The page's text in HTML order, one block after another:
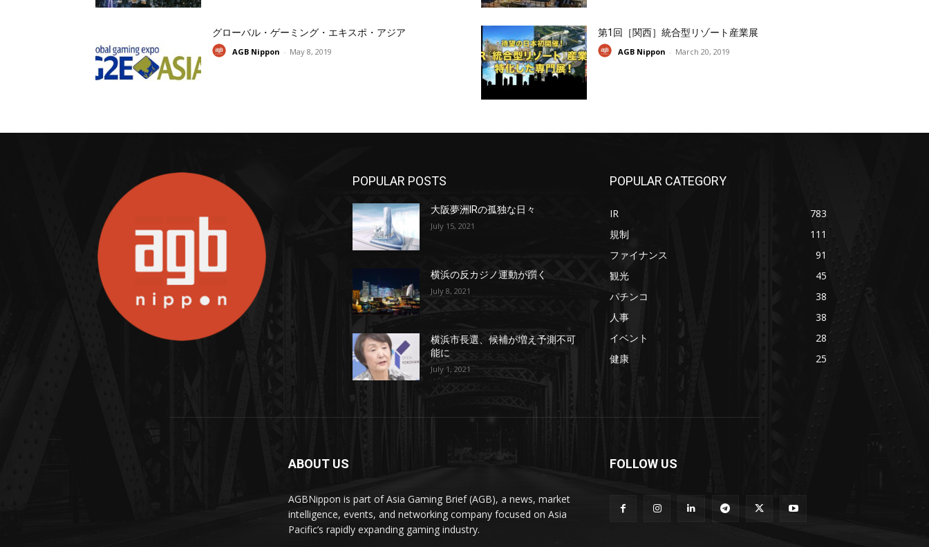
グローバル・ゲーミング・エキスポ・アジア
AGB Nippon - May 8, 2019
第1回［関西］統合型リゾート産業展
AGB Nippon - March 20, 2019
POPULAR POSTS
大阪夢洲IRの孤独な日々
July 15, 2021
横浜の反カジノ運動が躓く
July 8, 2021
横浜市長選、候補が増え予測不可
能に
July 1, 2021
POPULAR CATEGORY
IR
783
規制
111
ファイナンス
91
観光
45
パチンコ
38
人事
38
イベント
28
健康
25
ABOUT US
AGBNippon is part of Asia Gaming Brief (AGB), a news, market
intelligence, events, and networking company focused on Asia
Pacific’s rapidly expanding gaming industry.
FOLLOW US